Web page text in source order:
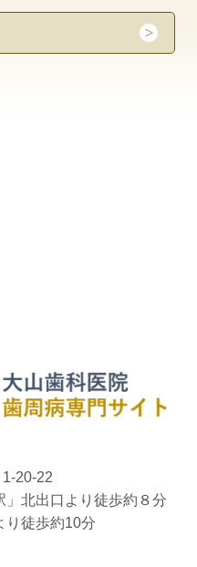
20-22
北出口より徒歩約８分
り徒歩約10分